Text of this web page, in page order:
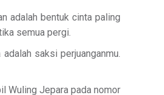
adalah bentuk cinta paling
semua pergi.
saksi perjuanganmu.
Wuling Jepara pada nomor